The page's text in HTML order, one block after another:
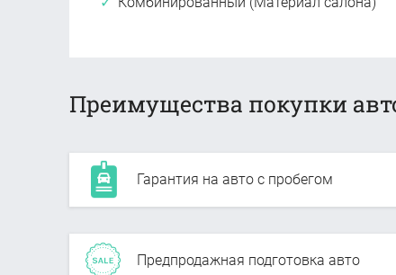
Преимущества покупки
Гарантия на авто с пробегом
Предпродажная подготовка авто